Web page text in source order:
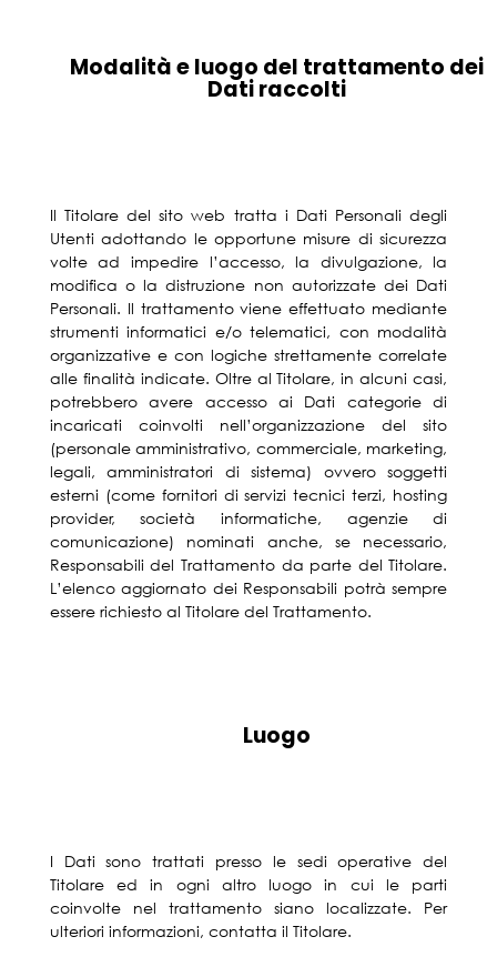
Modalità e luogo del trattamento dei
Dati raccolti
Il Titolare del sito web tratta i Dati Personali degli
Utenti adottando le opportune misure di sicurezza
volte ad impedire l’accesso, la divulgazione, la
modifica o la distruzione non autorizzate dei Dati
Personali. Il trattamento viene effettuato mediante
strumenti informatici e/o telematici, con modalità
organizzative e con logiche strettamente correlate
alle finalità indicate. Oltre al Titolare, in alcuni casi,
potrebbero avere accesso ai Dati categorie di
incaricati coinvolti nell’organizzazione del sito
(personale amministrativo, commerciale, marketing,
legali, amministratori di sistema) ovvero soggetti
esterni (come fornitori di servizi tecnici terzi, hosting
provider, società informatiche, agenzie di
comunicazione) nominati anche, se necessario,
Responsabili del Trattamento da parte del Titolare.
L’elenco aggiornato dei Responsabili potrà sempre
essere richiesto al Titolare del Trattamento.
Luogo
I Dati sono trattati presso le sedi operative del
Titolare ed in ogni altro luogo in cui le parti
coinvolte nel trattamento siano localizzate. Per
ulteriori informazioni, contatta il Titolare.